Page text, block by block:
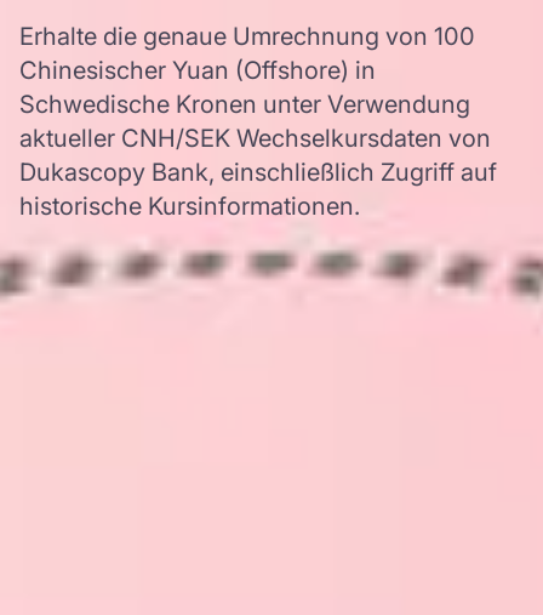
Erhalte die genaue Umrechnung von 100
Chinesischer Yuan (Offshore) in
Schwedische Kronen unter Verwendung
aktueller CNH/SEK Wechselkursdaten von
Dukascopy Bank, einschließlich Zugriff auf
historische Kursinformationen.